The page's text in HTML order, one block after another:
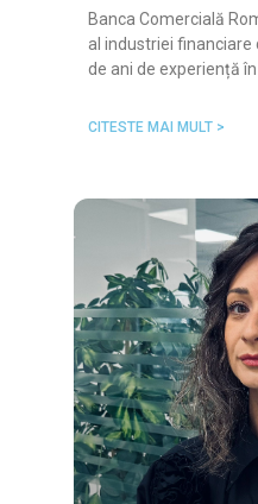
Banca Comercială
al industriei financiare
de ani de experiență în
CITESTE MAI MULT >